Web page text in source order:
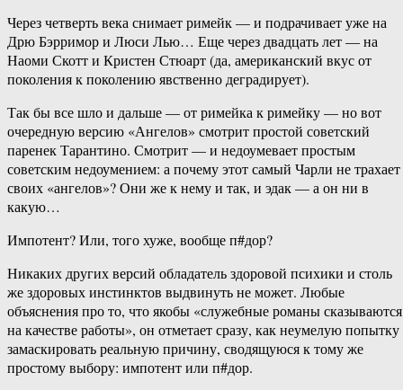
Через четверть века снимает римейк — и подрачивает уже на
Дрю Бэрримор и Люси Лью… Еще через двадцать лет — на
Наоми Скотт и Кристен Стюарт (да, американский вкус от
поколения к поколению явственно деградирует).
Так бы все шло и дальше — от римейка к римейку — но вот
очередную версию «Ангелов» смотрит простой советский
паренек Тарантино. Смотрит — и недоумевает простым
советским недоумением: а почему этот самый Чарли не трахает
своих «ангелов»? Они же к нему и так, и эдак — а он ни в
какую…
Импотент? Или, того хуже, вообще п#дор?
Никаких других версий обладатель здоровой психики и столь
же здоровых инстинктов выдвинуть не может. Любые
объяснения про то, что якобы «служебные романы сказываются
на качестве работы», он отметает сразу, как неумелую попытку
замаскировать реальную причину, сводящуюся к тому же
простому выбору: импотент или п#дор.